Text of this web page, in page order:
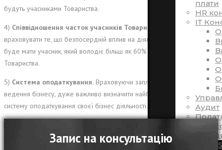
плати
HR
ІТ
Аудит
EBS –
будуть учасниками Товариства.
4) Співвідношення часток учасників Товариства.
Необхідно
враховувати те, що безпосердній вплив на діяльність підприємства
буде мати учасник, який володіє більш як 60% статутного капіталу
Товариства.
5) Система оподаткування. Враховуючи заплановані напрямки
ведення бізнесу, дуже важливо визначити найбільш відповідну
систему оподаткування своєї бізнес діяльності.
Запис на консультацію